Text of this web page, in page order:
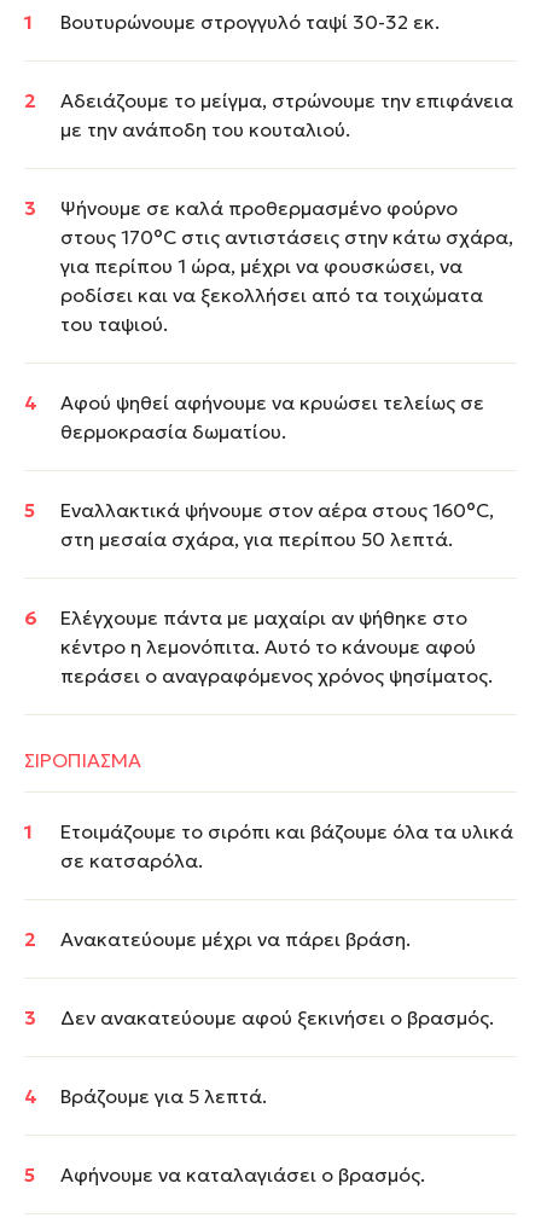
Βουτυρώνουμε στρογγυλό ταψί 30-32 εκ.
Αδειάζουμε το μείγμα, στρώνουμε την επιφάνεια
με την ανάποδη του κουταλιού.
Ψήνουμε σε καλά προθερμασμένο φούρνο
στους 170°C στις αντιστάσεις στην κάτω σχάρα,
για περίπου 1 ώρα, μέχρι να φουσκώσει, να
ροδίσει και να ξεκολλήσει από τα τοιχώματα
του ταψιού.
Αφού ψηθεί αφήνουμε να κρυώσει τελείως σε
θερμοκρασία δωματίου.
Εναλλακτικά ψήνουμε στον αέρα στους 160°C,
στη μεσαία σχάρα, για περίπου 50 λεπτά.
Ελέγχουμε πάντα με μαχαίρι αν ψήθηκε στο
κέντρο η λεμονόπιτα. Αυτό το κάνουμε αφού
περάσει ο αναγραφόμενος χρόνος ψησίματος.
ΣΙΡΟΠΙΑΣΜΑ
Ετοιμάζουμε το σιρόπι και βάζουμε όλα τα υλικά
σε κατσαρόλα.
Ανακατεύουμε μέχρι να πάρει βράση.
Δεν ανακατεύουμε αφού ξεκινήσει ο βρασμός.
Βράζουμε για 5 λεπτά.
Αφήνουμε να καταλαγιάσει ο βρασμός.